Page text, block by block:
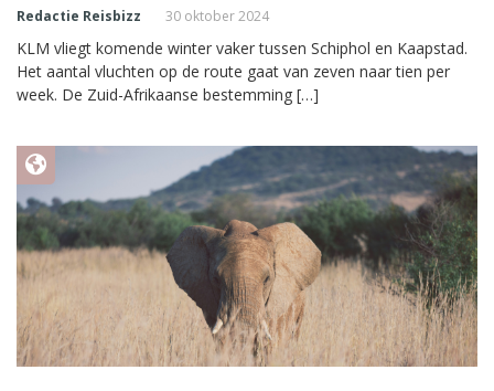
Redactie Reisbizz 30 oktober 2024
KLM vliegt komende winter vaker tussen Schiphol en Kaapstad.
Het aantal vluchten op de route gaat van zeven naar tien per
week. De Zuid-Afrikaanse bestemming […]